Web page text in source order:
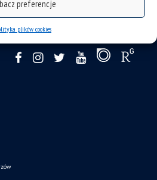
preferencje
plików cookies